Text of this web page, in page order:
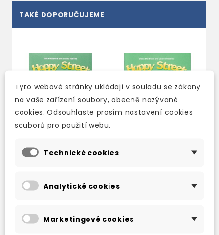
TAKÉ DOPORUČUJEME
CLASS BOOK
MULTIROM
expedujeme)
Tyto webové stránky ukládají v souladu se zákony
na vaše zařízení soubory, obecně nazývané
cookies. Odsouhlaste prosím nastavení cookies
souborů pro použití webu.
Technické cookies
Analytické cookies
Marketingové cookies